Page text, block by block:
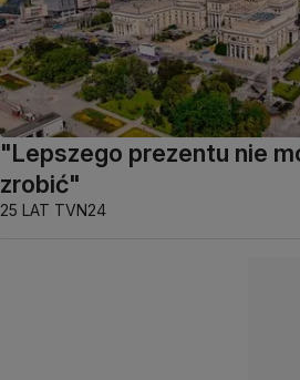
"Lepszego prezentu nie
zrobić"
25 LAT TVN24